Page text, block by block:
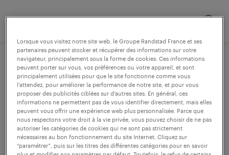
publié le 22 juillet 2026
acheteur prestations ingenierie (f/h)
versailles, yvelines
intérim
38 000 € - 50 000 € par année
Lorsque vous visitez notre site web, le Groupe Randstad France et ses
partenaires peuvent stocker et récupérer des informations sur votre
navigateur, principalement sous la forme de cookies. Ces informations
peuvent porter sur vous, vos préférences ou votre appareil, et sont
principalement utilisées pour que le site fonctionne comme vous
l’attendez, pour améliorer la performance de notre site, et pour vous
proposer des publicités ciblées sur d’autres sites. En général, ces
informations ne permettent pas de vous identifier directement, mais elles
peuvent vous offrir une expérience web plus personnalisée. Parce que
nous respectons votre droit à la vie privée, vous pouvez choisir de ne pas
autoriser les catégories de cookies qui ne sont pas strictement
nécessaires au bon fonctionnement du site Internet. Cliquez sur
“paramétrer”, puis sur les titres des différentes catégories pour en savoir